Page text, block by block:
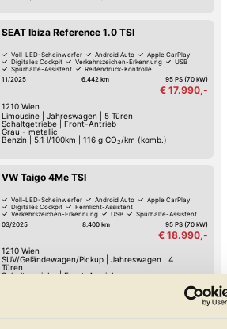
SEAT Ibiza Reference 1.0 TSI
Voll-LED-Scheinwerfer Android Auto
Apple CarPlay
Digitales Cockpit
Verkehrszeichen-Erkennung
USB
Spurhalte-Assistent
Reifendruck-Kontrolle
11/2025
6.442 km 95 PS (70 kW)
€ 17.990,-
1210 Wien
Limousine| Jahreswagen
5 Türen
Schaltgetriebe|
Front-Antrieb
Grau - metallic
Benzin
5.1 l/100km 116 g CO2 /km (komb.)
VW Taigo 4Me TSI
Voll-LED-Scheinwerfer Android Auto
Apple CarPlay
Digitales Cockpit
Fernlicht-Assistent
Verkehrszeichen-Erkennung
USB
Spurhalte-Assistent
03/2025
8.400 km 95 PS (70 kW)
€ 18.990,-
1210 Wien
SUV/Geländewagen/Pickup| Jahreswagen
4
Türen
Schaltgetriebe|Front-Antrieb